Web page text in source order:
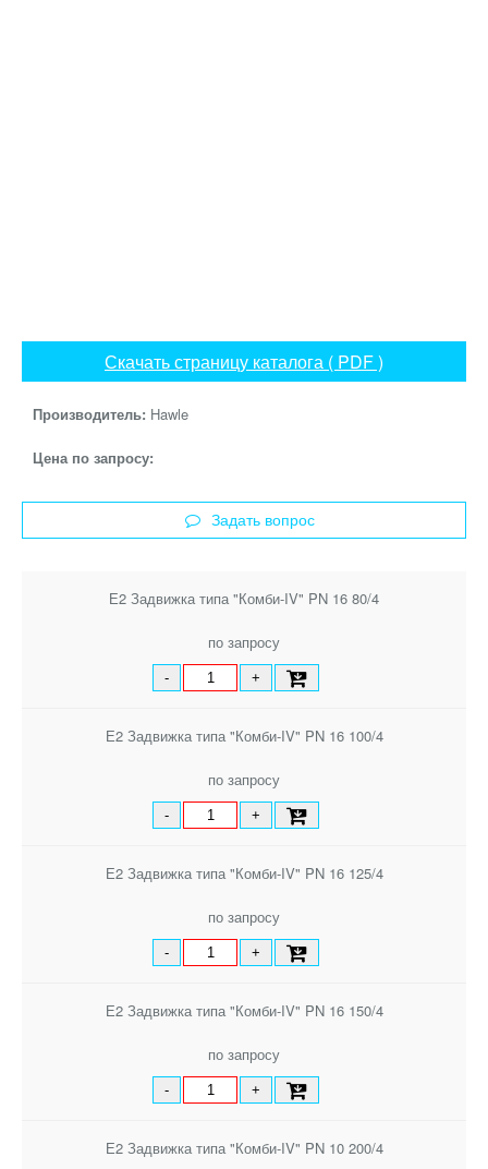
Скачать страницу каталога ( PDF )
Производитель: Hawle
Цена по запросу:
Задать вопрос
Е2 Задвижка типа "Комби-IV" PN 16 80/4
по запросу
- +
Е2 Задвижка типа "Комби-IV" PN 16 100/4
по запросу
- +
Е2 Задвижка типа "Комби-IV" PN 16 125/4
по запросу
- +
Е2 Задвижка типа "Комби-IV" PN 16 150/4
по запросу
- +
Е2 Задвижка типа "Комби-IV" PN 10 200/4